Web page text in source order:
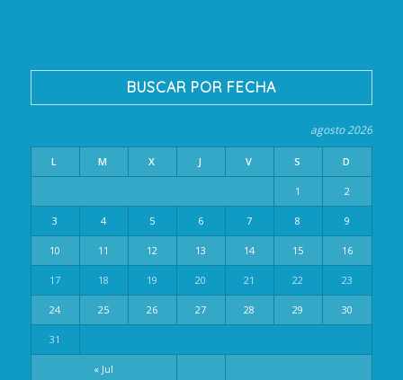
BUSCAR POR FECHA
agosto 2026
L M X J V S D
« Jul
1 2
3 4 5 6 7 8 9
10 11 12 13 14 15 16
17 18 19 20 21 22 23
24 25 26 27 28 29 30
31